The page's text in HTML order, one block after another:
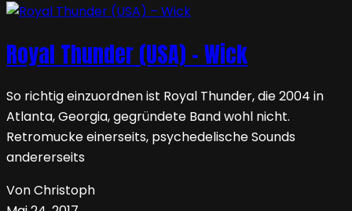
Royal Thunder (USA) – Wick
So richtig einzuordnen ist Royal Thunder, die 2004 in
Atlanta, Georgia, gegründete Band wohl nicht.
Retromucke einerseits, psychedelische Sounds
andererseits
Von Christoph